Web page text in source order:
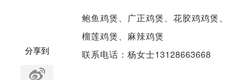
鲍鱼鸡煲、广正鸡煲、花胶鸡鸡煲、
榴莲鸡煲、麻辣鸡煲
联系电话：杨女士13128663668
分享到